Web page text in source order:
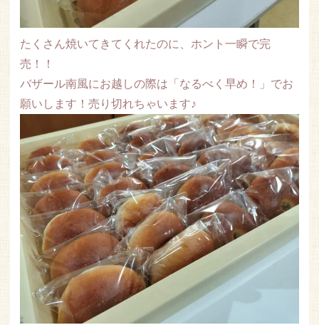
たくさん焼いてきてくれたのに、ホント一瞬で完
売！！
バザール南風にお越しの際は「なるべく早め！」でお
願いします！売り切れちゃいます♪